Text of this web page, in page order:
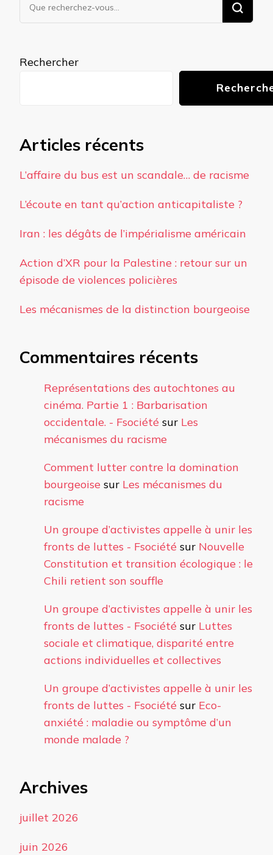
recherchiez
Rechercher
Articles récents
L’affaire du bus est un scandale… de racisme
L’écoute en tant qu’action anticapitaliste ?
Iran : les dégâts de l’impérialisme américain
Action d’XR pour la Palestine : retour sur un
épisode de violences policières
Les mécanismes de la distinction bourgeoise
Commentaires récents
Représentations des autochtones au
cinéma. Partie 1 : Barbarisation
occidentale. - Fsociété sur Les
mécanismes du racisme
Comment lutter contre la domination
bourgeoise sur Les mécanismes du
racisme
Un groupe d’activistes appelle à unir les
fronts de luttes - Fsociété sur Nouvelle
Constitution et transition écologique : le
Chili retient son souffle
Un groupe d’activistes appelle à unir les
fronts de luttes - Fsociété sur Luttes
sociale et climatique, disparité entre
actions individuelles et collectives
Un groupe d’activistes appelle à unir les
fronts de luttes - Fsociété sur Eco-
anxiété : maladie ou symptôme d’un
monde malade ?
Archives
juillet 2026
juin 2026